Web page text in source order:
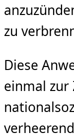
zu
Diese
einmal zur